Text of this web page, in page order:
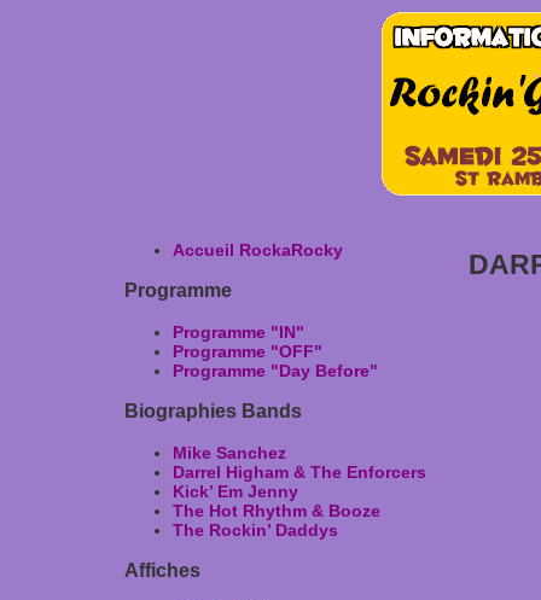
Accueil RockaRocky
Programme
Programme "IN"
Programme "OFF"
Programme "Day Before"
Biographies Bands
Mike Sanchez
Darrel Higham & The Enforcers
Kick’ Em Jenny
The Hot Rhythm & Booze
The Rockin’ Daddys
Affiches